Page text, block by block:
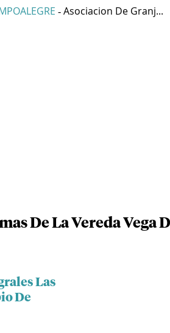
- Asociacion De Granj...
De La Vereda Vega
Las
De